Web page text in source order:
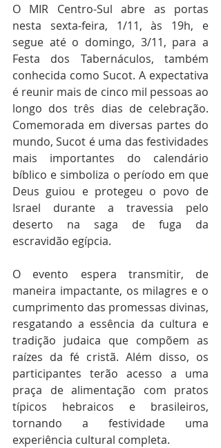
O MIR Centro-Sul abre as portas
nesta sexta-feira, 1/11, às 19h, e
segue até o domingo, 3/11, para a
Festa dos Tabernáculos, também
conhecida como Sucot. A expectativa
é reunir mais de cinco mil pessoas ao
longo dos três dias de celebração.
Comemorada em diversas partes do
mundo, Sucot é uma das festividades
mais importantes do calendário
bíblico e simboliza o período em que
Deus guiou e protegeu o povo de
Israel durante a travessia pelo
deserto na saga de fuga da
escravidão egípcia.
O evento espera transmitir, de
maneira impactante, os milagres e o
cumprimento das promessas divinas,
resgatando a essência da cultura e
tradição judaica que compõem as
raízes da fé cristã. Além disso, os
participantes terão acesso a uma
praça de alimentação com pratos
típicos hebraicos e brasileiros,
tornando a festividade uma
experiência cultural completa.